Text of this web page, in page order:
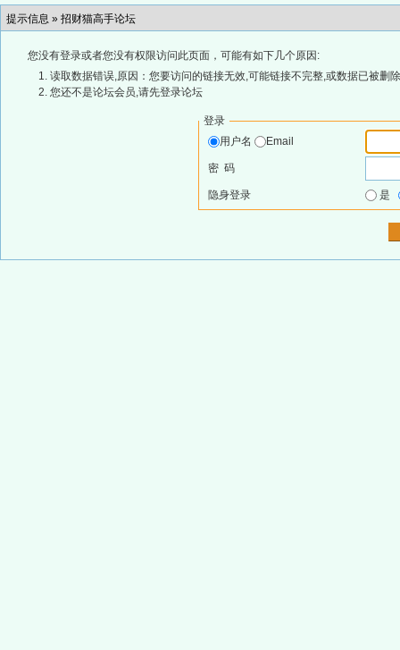
提示信息 » 招财猫高手论坛
您没有登录或者您没有权限访问此页面，可能有如下几个原因:
读取数据错误,原因：您要访问的链接无效,可能链接不完整,或数据已被删
您还不是论坛会员,请先登录论坛
登录
用户名
Email
密 码
隐身登录 是